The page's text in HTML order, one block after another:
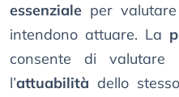
essenziale per
intendono attuare. La
consente di valutare
l’attuabilità dello